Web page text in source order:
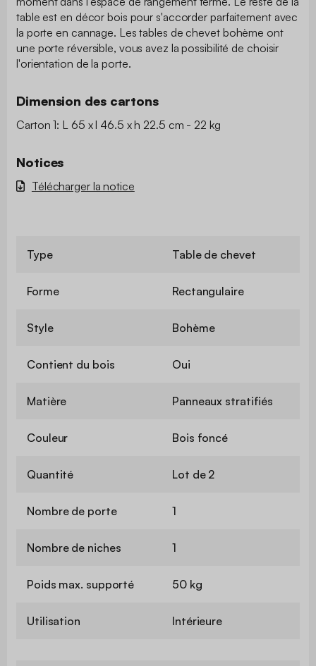
table est en décor bois pour s'accorder parfaitement avec
la porte en cannage. Les tables de chevet bohème ont
une porte réversible, vous avez la possibilité de choisir
l'orientation de la porte.
Dimension des cartons
Carton 1: L 65 x l 46.5 x h 22.5 cm - 22 kg
Notices
Télécharger la notice
Type Table de chevet
Forme Rectangulaire
Style Bohème
Contient du bois Oui
Matière Panneaux stratifiés
Couleur Bois foncé
Quantité Lot de 2
Nombre de porte 1
Nombre de niches 1
Poids max. supporté 50 kg
Utilisation Intérieure